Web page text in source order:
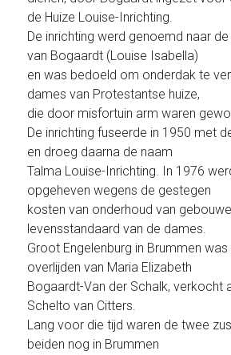
de Huize Louise-Inrichting.
De inrichting werd genoemd naar
van Bogaardt (Louise Isabella)
en was bedoeld om onderdak te
dames van Protestantse huize,
die door misfortuin arm waren
De inrichting fuseerde in 1950 met
en droeg daarna de naam
Talma Louise-Inrichting. In 1976
opgeheven wegens de gestegen
kosten van onderhoud van
levensstandaard van de dames.
Groot Engelenburg in Brummen
overlijden van Maria Elizabeth
Bogaardt-Van der Schalk, verkocht
Schelto van Citters.
Lang voor die tijd waren de twee
beiden nog in Brummen